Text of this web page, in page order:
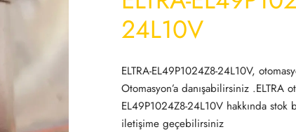
24L10V
ELTRA-EL49P1024Z8-24L10V,
Otomasyon’a danışabilirsiniz .ELTRA
EL49P1024Z8-24L10V hakkında
iletişime geçebilirsiniz